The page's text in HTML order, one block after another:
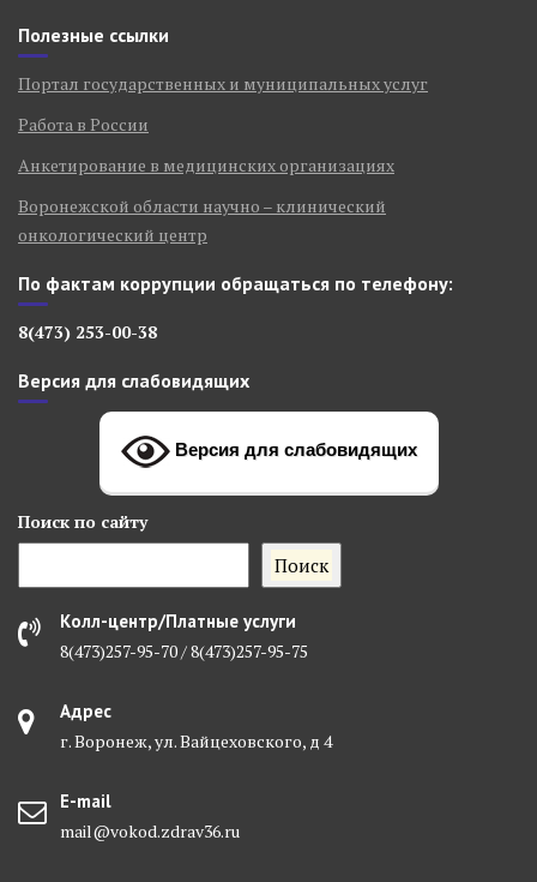
Полезные ссылки
Портал государственных и муниципальных услуг
Работа в России
Анкетирование в медицинских организациях
Воронежской области научно – клинический
онкологический центр
По фактам коррупции обращаться по телефону:
8(473) 253-00-38
Версия для слабовидящих
Версия для слабовидящих
Поиск по сайту
Поиск
Колл-центр/Платные услуги
8(473)257-95-70 / 8(473)257-95-75
Адрес
г. Воронеж, ул. Вайцеховского, д 4
E-mail
mail@vokod.zdrav36.ru